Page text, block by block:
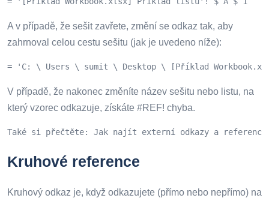
A v případě, že sešit zavřete, změní se odkaz tak, aby
zahrnoval celou cestu sešitu (jak je uvedeno níže):
= 'C: \ Users \ sumit \ Desktop \ [Příklad
V případě, že nakonec změníte název sešitu nebo listu, na
který vzorec odkazuje, získáte #REF! chyba.
Také si přečtěte: Jak najít externí odkazy a
Kruhové reference
Kruhový odkaz je, když odkazujete (přímo nebo nepřímo) na